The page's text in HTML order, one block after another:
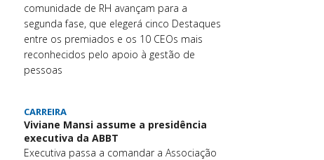
comunidade de RH avançam para a
segunda fase, que elegerá cinco Destaques
entre os premiados e os 10 CEOs mais
reconhecidos pelo apoio à gestão de
pessoas
CARREIRA
Viviane Mansi assume a presidência
executiva da ABBT
Executiva passa a comandar a Associação